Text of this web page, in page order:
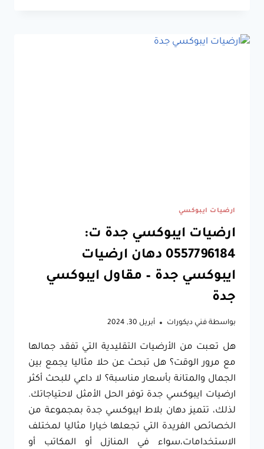
ت:
ارضيات ايبوكسي
ارضيات ايبوكسي جدة ت:
0557796184 دهان ارضيات
ايبوكسي جدة – مقاول ايبوكسي
جدة
بواسطة فني ديكورات أبريل 30, 2024
هل تعبت من الأرضيات التقليدية التي تفقد جمالها
مع مرور الوقت؟ هل تبحث عن حلا مثاليا يجمع بين
الجمال والمتانة بأسعار مناسبة؟ لا داعي للبحث أكثر
ارضيات ايبوكسي جدة توفر الحل الأمثل لاحتياجاتك.
لذلك، تتميز دهان بلاط ايبوكسي جدة بمجموعة من
الخصائص الفريدة التي تجعلها خيارا مثاليا لمختلف
الاستخدامات،سواء في المنازل أو المكاتب أو